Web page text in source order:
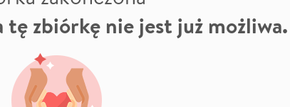
tę zbiórkę nie jest już możliwa.